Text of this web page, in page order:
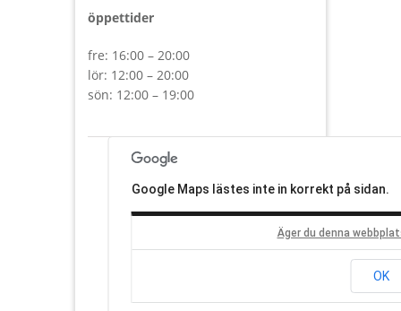
öppettider
fre: 16:00 – 20:00
lör: 12:00 – 20:00
sön: 12:00 – 19:00
Google Maps lästes inte in korrekt på sidan.
Äger du denna
OK